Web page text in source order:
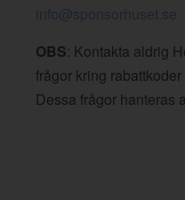
info@sponsorhuset.se
OBS: Kontakta aldrig
frågor kring
Dessa frågor hanteras